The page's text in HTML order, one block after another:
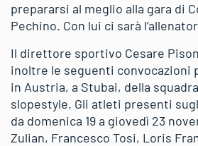
prepararsi al meglio alla gara di
Pechino. Con lui ci sarà
Il direttore sportivo Cesare
inoltre le seguenti convocazioni
in Austria, a Stubai, della
slopestyle. Gli atleti presenti
da domenica 19 a giovedì 23
Zulian, Francesco Tosi, Loris